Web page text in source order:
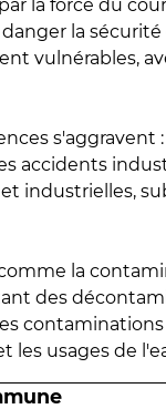
la force du
la sécurité
vulnérables,
s'aggravent
accidents
industrielles,
la
des
les usages de